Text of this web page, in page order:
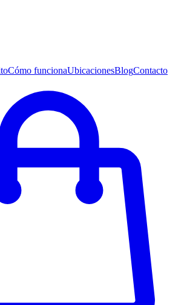
Cómo funcionaUbicacionesBlogContacto